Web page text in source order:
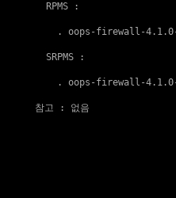
  RPMS :
    .
oops-firewall-
  SRPMS :
    .
oops-firewall-
참고 : 없음